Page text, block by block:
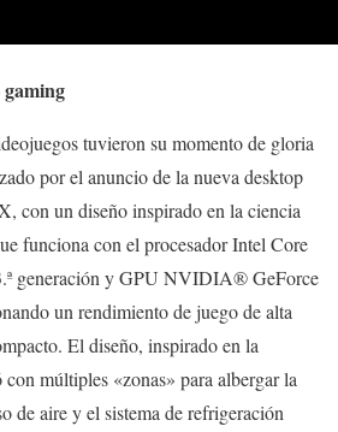
tuvieron su momento de gloria
por el anuncio de la nueva desktop
con un diseño inspirado en la ciencia
funciona con el procesador Intel Core
generación y GPU NVIDIA® GeForce
un rendimiento de juego de alta
El diseño, inspirado en la
con múltiples «zonas» para albergar la
de aire y el sistema de refrigeración